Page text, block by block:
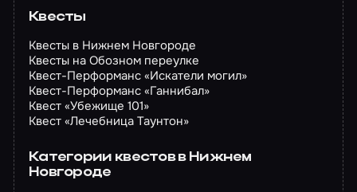
Квесты
Квесты в Нижнем Новгороде
Квесты на Обозном переулке
Квест-Перформанс «Искатели могил»
Квест-Перформанс «Ганнибал»
Квест «Убежище 101»
Квест «Лечебница Таунтон»
Категории квестов в Нижнем
Новгороде